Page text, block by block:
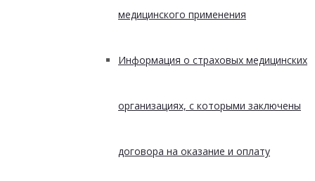
медицинского применения
Информация о страховых медицинских
организациях, с которыми заключены
договора на оказание и оплату